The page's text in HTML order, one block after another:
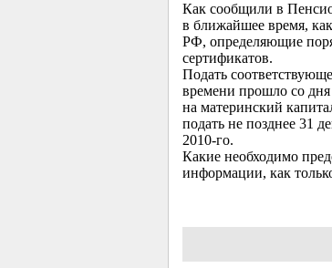
Как сообщили в
в ближайшее время,
РФ, определяющие
сертификатов.
Подать
времени прошло со
на материнский
подать не позднее 31
2010-го.
Какие необходимо
информации, как